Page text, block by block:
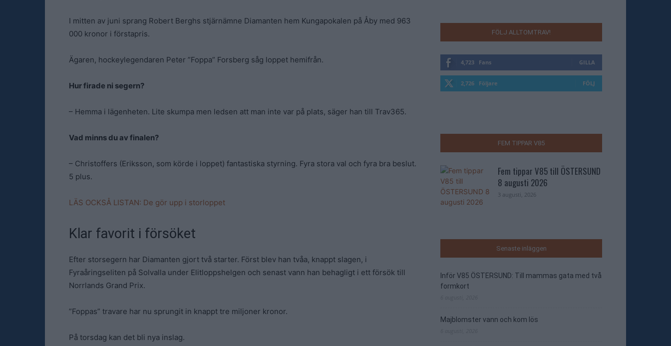
I mitten av juni sprang Robert Berghs stjärnämne Diamanten hem Kungapokalen på Åby med 963
000 kronor i förstapris.
Ägaren, hockeylegendaren Peter ”Foppa” Forsberg såg loppet hemifrån.
Hur firade ni segern?
– Hemma i lägenheten. Lite skumpa men ledsen att man inte var på plats, säger han till Trav365.
Vad minns du av finalen?
– Christoffers (Eriksson, som körde i loppet) fantastiska styrning. Fyra stora val och fyra bra beslut.
5 plus.
LÄS OCKSÅ LISTAN: De gör upp i storloppet
Klar favorit i försöket
Efter storsegern har Diamanten gjort två starter. Först blev han tvåa, knappt slagen, i
Fyraåringseliten på Solvalla under Elitloppshelgen och senast vann han behagligt i ett försök till
Norrlands Grand Prix.
”Foppas” travare har nu sprungit in knappt tre miljoner kronor.
På torsdag kan det bli nya inslag.
FÖLJ ALLTOMTRAV!
4,723 Fans GILLA
2,726 Följare FÖLJ
FEM TIPPAR V85
Fem tippar V85 till ÖSTERSUND
8 augusti 2026
3 augusti, 2026
Senaste inläggen
Inför V85 ÖSTERSUND: Till mammas gata med två
formkort
Majblomster vann och kom lös